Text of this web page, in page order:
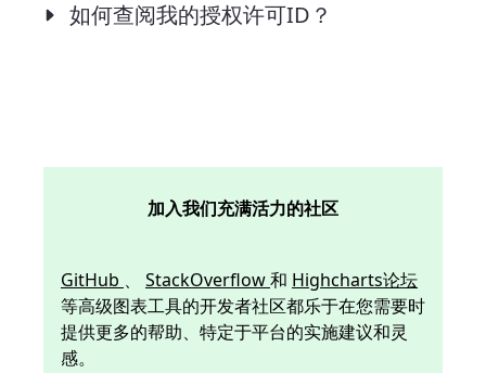
如何查阅我的授权许可ID？
加入我们充满活力的社区
GitHub 、 StackOverflow和 Highcharts论坛
等高级图表工具的开发者社区都乐于在您需要时
提供更多的帮助、特定于平台的实施建议和灵
感。